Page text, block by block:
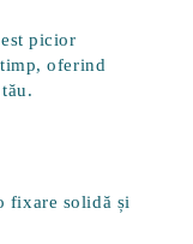
picior
oferind
fixare solidă și